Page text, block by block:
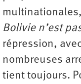
Bolivie n’est
répression,
nombreuses
tient toujours.